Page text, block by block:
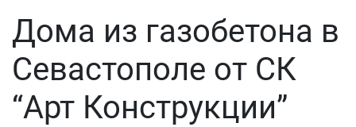
Дома из газобетона в
Севастополе от СК
“Арт Конструкции”